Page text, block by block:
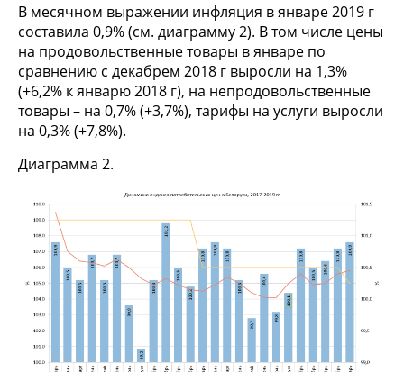
В месячном выражении инфляция в январе 2019 г
составила 0,9% (см. диаграмму 2). В том числе цены
на продовольственные товары в январе по
сравнению с декабрем 2018 г выросли на 1,3%
(+6,2% к январю 2018 г), на непродовольственные
товары – на 0,7% (+3,7%), тарифы на услуги выросли
на 0,3% (+7,8%).
Диаграмма 2.